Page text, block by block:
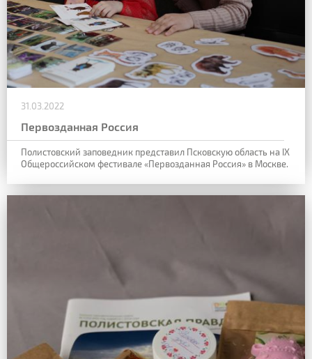
31.03.2022
Первозданная Россия
Полистовский заповедник представил Псковскую область на IX
Общероссийском фестивале «Первозданная Россия» в Москве.